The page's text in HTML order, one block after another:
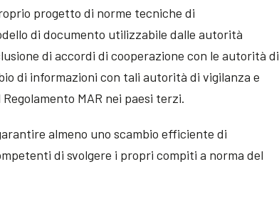
progetto di norme tecniche di
di documento utilizzabile dalle autorità
di accordi di cooperazione con le autorità di
di informazioni con tali autorità di vigilanza e
MAR nei paesi terzi.
almeno uno scambio efficiente di
di svolgere i propri compiti a norma del